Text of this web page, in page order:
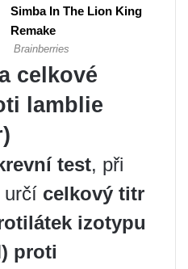
celkové
lamblie
test, při
určí celkový titr
izotypu
proti